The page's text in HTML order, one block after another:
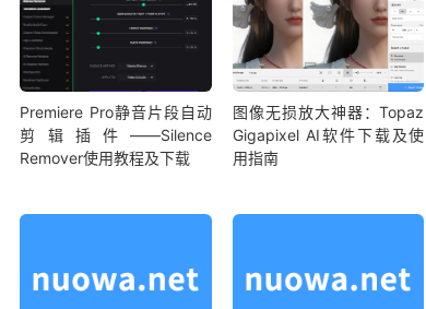
Premiere Pro静音片段自动
剪辑插件——Silence
Remover使用教程及下载
图像无损放大神器：Topaz
Gigapixel AI软件下载及使
用指南